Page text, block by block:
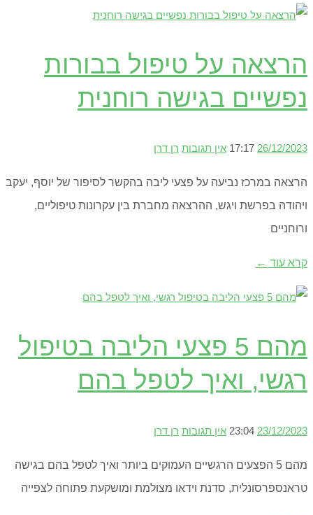
הרצאה על טיפול בבורות
נפשיים בגישה רוחנית
26/12/2023
17:17 אין תגובות רן דרן
הרצאה במרכז נביעה על פצעי ליבה בהקשר לסיפור של יוסף, יעקב
ויהודה בפרשת ויגש, ההרצאה מחברת בין עקרונות טיפוליים,
ורוחניים
קרא עוד ←
מהם 5 פצעי הליבה בטיפול
רגשי, ואיך לטפל בהם
23/12/2023
23:04 אין תגובות רן דרן
מהם 5 הפצעים הרגשיים העמוקים ביותר ואיך לטפל בהם בגישה
טראנספרסונלית, סדנת וידאו מצולמת ומושקעת פתוחה לצפייה